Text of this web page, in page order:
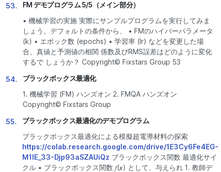
53.
FM デモプログラム 5/5（メイン部分）
• 機械学習の実施 実際にサンプルプログラムを実行してみま
しょう。デフォルトの条件から、 • FMのハイパーパラメータ
(k) • エポック数 (epochs) • 学習率 (lr) などを変更した場
合、真値と予測値の相関 係数及びRMS誤差はどのように変化
するで しょうか？ Copyright© Fixstars Group 53
54.
ブラックボックス最適化
1. 機械学習 (FM) ハンズオン 2. FMQA ハンズオン
Copyright© Fixstars Group
55.
ブラックボックス最適化のデモプログラム
ブラックボックス最適化による模擬超電導材料の探索
https://colab.research.google.com/drive/1E3Cy6Fe4EG-
M1lE_33-Djp93aSZAUiQz ブラックボックス関数 最適化サイ
クル • ブラックボックス関数 𝑓(𝒙) として、与えられ 1. 教師デ